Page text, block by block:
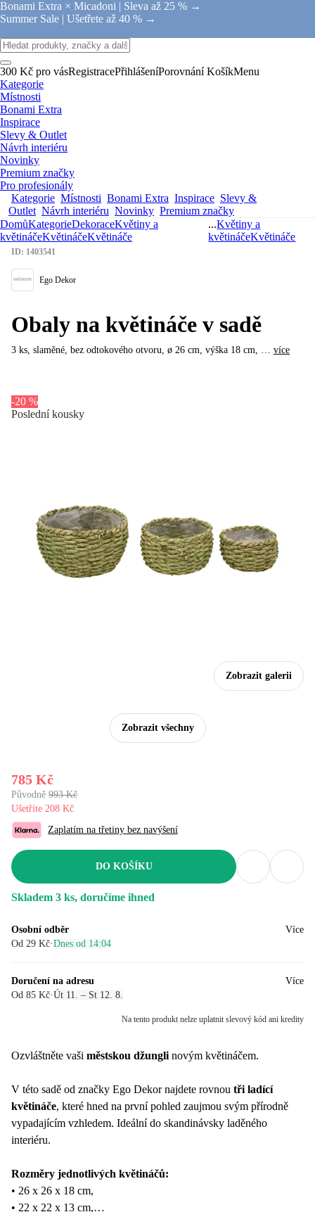
Bonami Extra × Micadoni | Sleva až 25 % →
Summer Sale | Ušetřete až 40 % →
300 Kč pro vásRegistracePřihlášeníPorovnání KošíkMenu
Kategorie
Místnosti
Bonami Extra
Inspirace
Slevy & Outlet
Návrh interiéru
Novinky
Premium značky
Pro profesionály
Kategorie Místnosti Bonami Extra Inspirace Slevy &
Outlet Návrh interiéru Novinky Premium značky
DomůKategorieDekoraceKvětiny a
květináčeKvětináčeKvětináče
...Květiny a
květináčeKvětináče
Zobrazit galerii
Zobrazit všechny
-20 %
Poslední kousky
ID: 1403541
Ego Dekor
Obaly na květináče v sadě
3 ks, slaměné, bez odtokového otvoru, ø 26 cm, výška 18 cm, … více
785 Kč
Původně 993 Kč
Ušetříte 208 Kč
Zaplatím na třetiny bez navýšení
DO KOŠÍKU
Skladem 3 ks, doručíme ihned
Osobní odběr
Od 29 Kč·Dnes od 14:04
Více
Doručení na adresu
Od 85 Kč·Út 11. – St 12. 8.
Více
Na tento produkt nelze uplatnit slevový kód ani kredity
Ozvláštněte vaši městskou džungli novým květináčem.
V této sadě od značky Ego Dekor najdete rovnou tři ladící
květináče, které hned na první pohled zaujmou svým přírodně
vypadajícím vzhledem. Ideální do skandinávsky laděného
interiéru.
Rozměry jednotlivých květináčů:
• 26 x 26 x 18 cm,
• 22 x 22 x 13 cm,